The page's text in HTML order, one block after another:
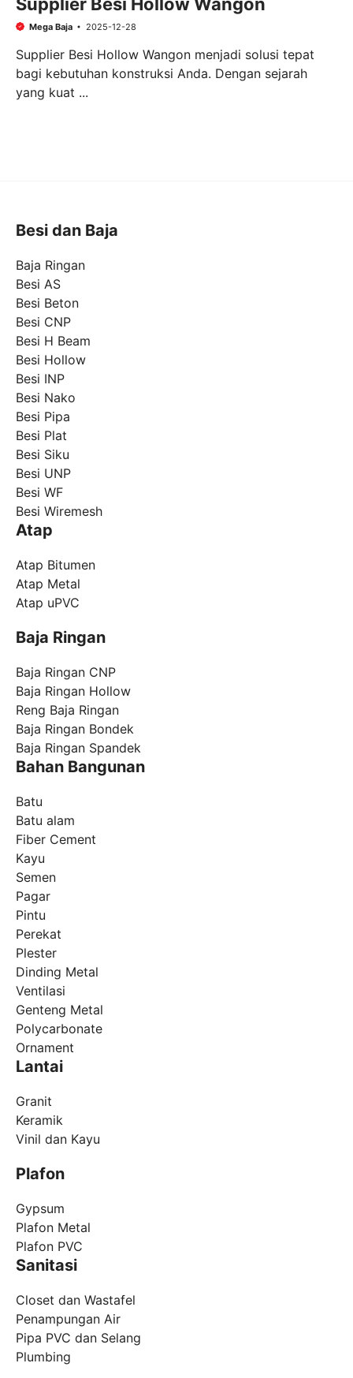
Mega Baja 2025-12-28
Supplier Besi Hollow Wangon menjadi solusi tepat
bagi kebutuhan konstruksi Anda. Dengan sejarah
yang kuat ...
Besi dan Baja
Baja Ringan
Besi AS
Besi Beton
Besi CNP
Besi H Beam
Besi Hollow
Besi INP
Besi Nako
Besi Pipa
Besi Plat
Besi Siku
Besi UNP
Besi WF
Besi Wiremesh
Atap
Atap Bitumen
Atap Metal
Atap uPVC
Baja Ringan
Baja Ringan CNP
Baja Ringan Hollow
Reng Baja Ringan
Baja Ringan Bondek
Baja Ringan Spandek
Bahan Bangunan
Batu
Batu alam
Fiber Cement
Kayu
Semen
Pagar
Pintu
Perekat
Plester
Dinding Metal
Ventilasi
Genteng Metal
Polycarbonate
Ornament
Lantai
Granit
Keramik
Vinil dan Kayu
Plafon
Gypsum
Plafon Metal
Plafon PVC
Sanitasi
Closet dan Wastafel
Penampungan Air
Pipa PVC dan Selang
Plumbing